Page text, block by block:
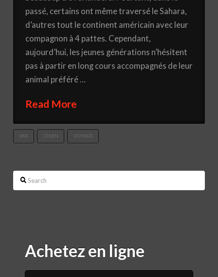
passé, certains ont même traversé le Sahara,
d’autres tout le continent américain avec leur
compagnon à 4 pattes. Cependant,
aujourd’hui, les jeunes générations n’hésitent
pas à partir en long cours accompagnés de leur
animal préféré …
Read More
4X4 CHIEN VOYAGE
Search
Achetez en ligne